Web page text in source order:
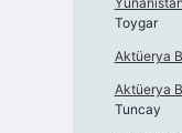
Toygar
Aktüerya
Aktüerya
Tuncay